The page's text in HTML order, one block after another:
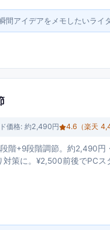
間アイデアをメモしたいライ
価格: 約2,490円 4.6 （楽天
階+9段階調節。約2,490
策に。¥2,500前後でPCス